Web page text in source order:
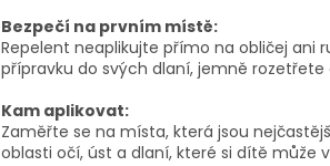
Bezpečí na prvním místě:
Repelent neaplikujte přímo na obličej
přípravku do svých dlaní, jemně
Kam aplikovat:
Zaměřte se na místa, která jsou
oblasti očí, úst a dlaní, které si dítě může